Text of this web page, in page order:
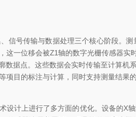
号传输与数据处理三个核心阶段。
这一位移会被Z1轴的数字光栅传感器
据点。这些数据会实时传输至计算
目的标注与计算，同时支持测量结果
计上进行了多方面的优化。设备的X